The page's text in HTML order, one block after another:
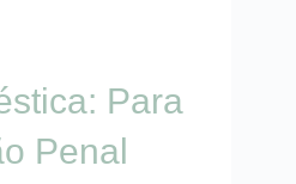
Para
Penal